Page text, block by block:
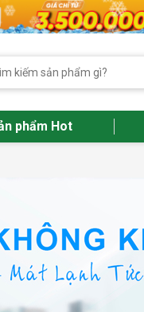
phẩm Hot